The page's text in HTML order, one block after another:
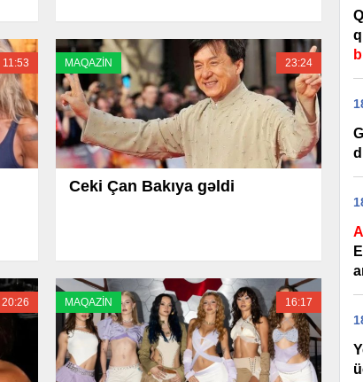
11:53 MAQAZİN 23:24
Ceki Çan Bakıya gəldi
20:26 MAQAZİN 16:17